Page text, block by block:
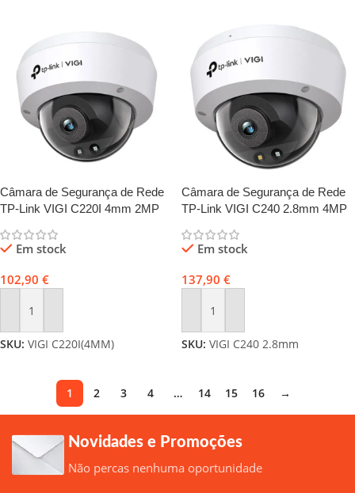
Câmara de Segurança de Rede
TP-Link VIGI C220I 4mm 2MP
1080p IP67
Em stock
102,90 €
Adicionar
SKU: VIGI C220I(4MM)
Câmara de Segurança de Rede
TP-Link VIGI C240 2.8mm 4MP
1440p IP67
Em stock
137,90 €
Adicionar
SKU: VIGI C240 2.8mm
1 2 3 4 … 14 15 16 →
Novidades e Promoções
Não percas nenhuma oportunidade